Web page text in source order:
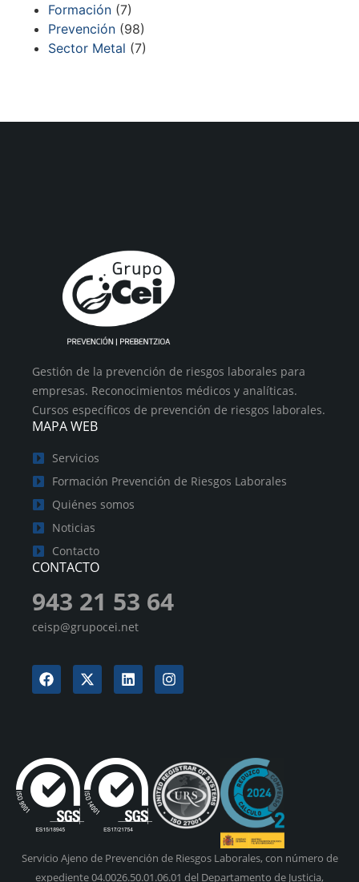
Formación (7)
Prevención (98)
Sector Metal (7)
Gestión de la prevención de riesgos laborales para
empresas. Reconocimientos médicos y analíticas.
Cursos específicos de prevención de riesgos laborales.
MAPA WEB
Servicios
Formación Prevención de Riesgos Laborales
Quiénes somos
Noticias
Contacto
CONTACTO
943 21 53 64
ceisp@grupocei.net
Servicio Ajeno de Prevención de Riesgos Laborales, con número de
expediente 04.0026.50.01.06.01 del Departamento de Justicia,